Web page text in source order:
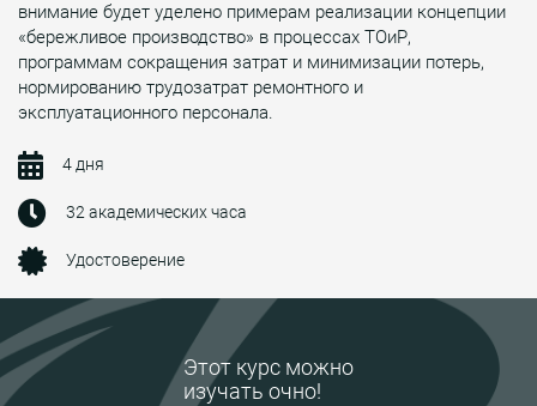
Этот курс можно
изучать очно!
внимание будет уделено примерам реализации концепции
«бережливое производство» в процессах ТОиР,
программам сокращения затрат и минимизации потерь,
нормированию трудозатрат ремонтного и
эксплуатационного персонала.
4 дня
32 академических часа
Удостоверение